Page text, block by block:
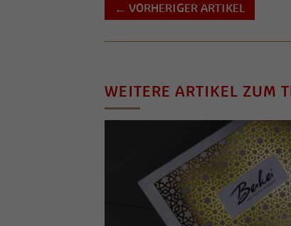
← VORHERIGER ARTIKEL
WEITERE ARTIKEL ZUM